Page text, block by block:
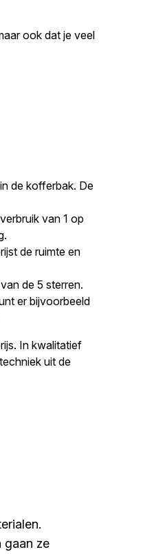
ook dat je veel
de kofferbak. De
van 1 op
de ruimte en
de 5 sterren.
er bijvoorbeeld
In kwalitatief
uit de
gaan ze